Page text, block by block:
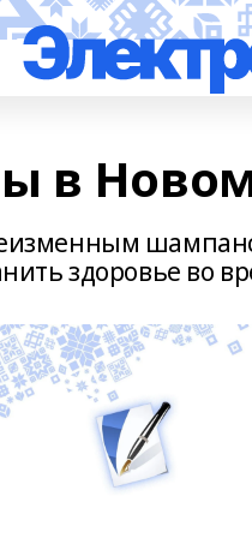
в
здоровье во